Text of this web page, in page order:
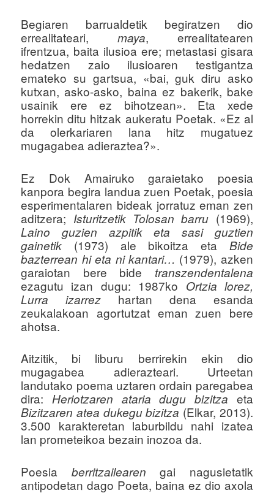
Begiaren barrualdetik begiratzen dio
errealitateari, maya, errealitatearen
ifrentzua, baita ilusioa ere; metastasi gisara
hedatzen zaio ilusioaren testigantza
emateko su gartsua, «bai, guk diru asko
kutxan, asko-asko, baina ez bakerik, bake
usainik ere ez bihotzean». Eta xede
horrekin ditu hitzak aukeratu Poetak. «Ez al
da olerkariaren lana hitz mugatuez
mugagabea adieraztea?».
Ez Dok Amairuko garaietako poesia
kanpora begira landua zuen Poetak, poesia
esperimentalaren bideak jorratuz eman zen
aditzera; Isturitzetik Tolosan barru (1969),
Laino guzien azpitik eta sasi guztien
gainetik(1973) ale bikoitza eta Bide
bazterrean hi eta ni kantari… (1979), azken
garaiotan bere bide transzendentalena
ezagutu izan dugu: 1987ko Ortzia lorez,
Lurra izarrez hartan dena esanda
zeukalakoan agortutzat eman zuen bere
ahotsa.
Aitzitik, bi liburu berrirekin ekin dio
mugagabea adierazteari. Urteetan
landutako poema uztaren ordain paregabea
dira: Heriotzaren ataria dugu bizitza eta
Bizitzaren atea dukegu bizitza (Elkar, 2013).
3.500 karakteretan laburbildu nahi izatea
lan prometeikoa bezain inozoa da.
Poesia berritzailearen gai nagusietatik
antipodetan dago Poeta, baina ez dio axola